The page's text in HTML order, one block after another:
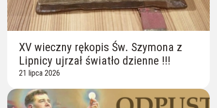
XV wieczny rękopis Św. Szymona z
Lipnicy ujrzał światło dzienne !!!
21 lipca 2026